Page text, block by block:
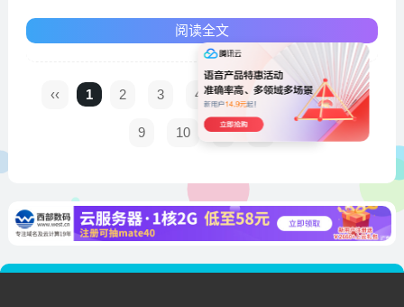
阅读全文
‹‹ 1 2 3 4 5 6 7 8
9 10 › ››